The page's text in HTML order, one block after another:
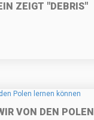
ZEIGT "DEBRIS"
VON DEN